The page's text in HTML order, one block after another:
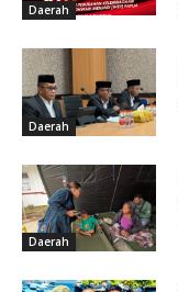
Daerah
Daerah
Daerah